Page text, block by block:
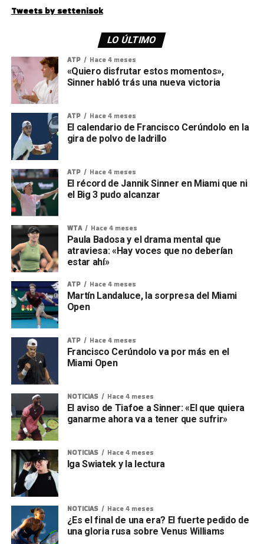
Tweets by settenisok
LO ÚLTIMO
ATP Hace 4 meses
«Quiero disfrutar estos momentos»,
Sinner habló trás una nueva victoria
ATP Hace 4 meses
El calendario de Francisco Cerúndolo en la
gira de polvo de ladrillo
ATP Hace 4 meses
El récord de Jannik Sinner en Miami que ni
el Big 3 pudo alcanzar
WTA Hace 4 meses
Paula Badosa y el drama mental que
atraviesa: «Hay voces que no deberían
estar ahí»
ATP Hace 4 meses
Martín Landaluce, la sorpresa del Miami
Open
ATP Hace 4 meses
Francisco Cerúndolo va por más en el
Miami Open
NOTICIAS Hace 4 meses
El aviso de Tiafoe a Sinner: «El que quiera
ganarme ahora va a tener que sufrir»
NOTICIAS Hace 4 meses
Iga Swiatek y la lectura
NOTICIAS Hace 4 meses
¿Es el final de una era? El fuerte pedido de
una gloria rusa sobre Venus Williams